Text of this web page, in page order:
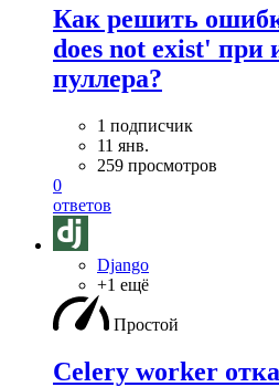
Как решить
does not exist' при
пуллера?
1 подписчик
11 янв.
259 просмотров
0
ответов
Django
+1 ещё
Простой
Celery worker